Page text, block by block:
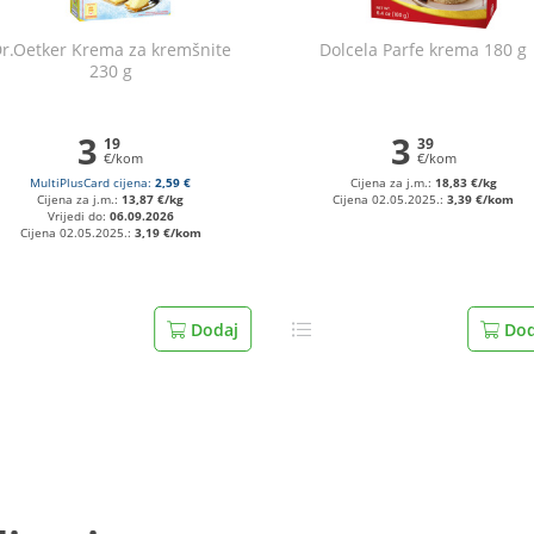
Krema za kremšnite
230 g
3 19
€/kom
MultiPlusCard cijena:2,59 €
Cijena za j.m.:13,87 €/kg
Vrijedi do: 06.09.2026
Cijena 02.05.2025.: 3,19 €/kom
Dodaj
Dolcela Parfe krema 180 g
3 39
€/kom
Cijena za j.m.: 18,83 €/kg
Cijena 02.05.2025.:3,39 €/kom